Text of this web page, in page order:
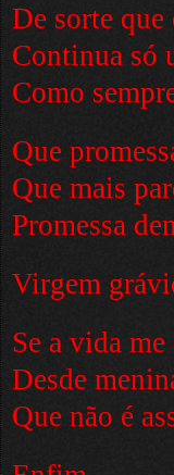
De sorte que
Continua só
Como
Que
Que mais
Promessa
Virgem
Se a vida me
Desde
Que não é